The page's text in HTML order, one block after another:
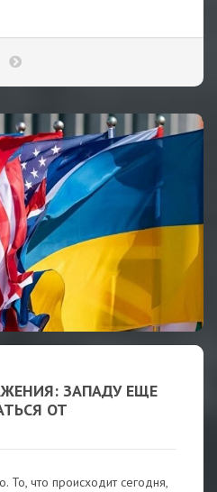
ЗАПАДУ ЕЩЕ
ОТ
То, что происходит сегодня,